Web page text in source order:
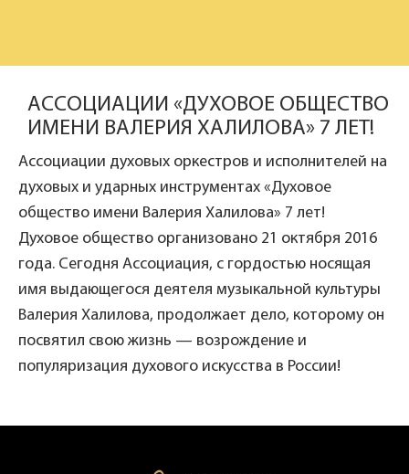
АССОЦИАЦИИ «ДУХОВОЕ ОБЩЕСТВО
ИМЕНИ ВАЛЕРИЯ ХАЛИЛОВА» 7 ЛЕТ!
Ассоциации духовых оркестров и исполнителей на
духовых и ударных инструментах «Духовое
общество имени Валерия Халилова» 7 лет!
Духовое общество организовано 21 октября 2016
года. Сегодня Ассоциация, с гордостью носящая
имя выдающегося деятеля музыкальной культуры
Валерия Халилова, продолжает дело, которому он
посвятил свою жизнь — возрождение и
популяризация духового искусства в России!